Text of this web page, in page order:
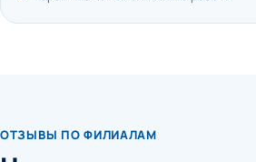
ОТЗЫВЫ ПО ФИЛИАЛАМ